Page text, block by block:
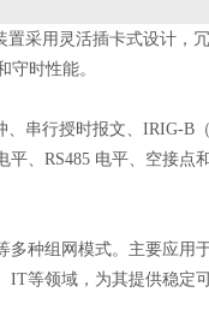
采用灵活插卡式设计，
时性能。
行授时报文、IRIG-B
平、RS485 电平、空接点
组网模式。主要应用于
等领域，为其提供稳定